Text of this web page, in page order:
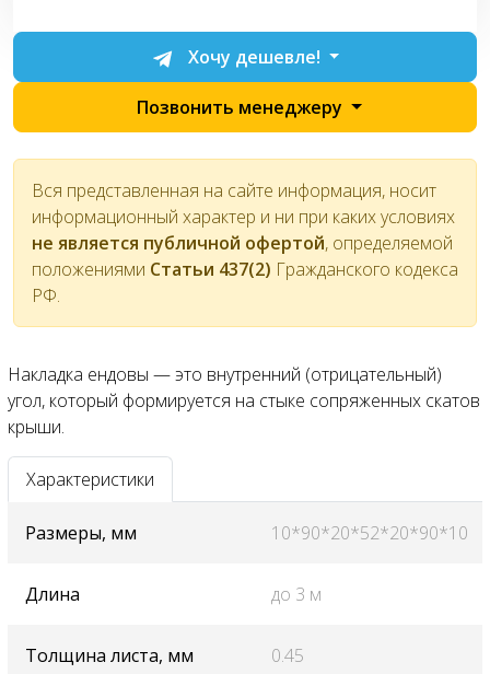
Хочу дешевле!
Позвонить менеджеру
Вся представленная на сайте информация, носит
информационный характер и ни при каких условиях
не является публичной офертой, определяемой
положениями Статьи 437(2) Гражданского кодекса
РФ.
Накладка ендовы — это внутренний (отрицательный)
угол, который формируется на стыке сопряженных скатов
крыши.
Характеристики
Размеры, мм 10*90*20*52*20*90*10
Длина до 3 м
Толщина листа, мм 0.45